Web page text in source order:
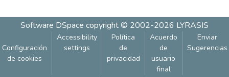
Software DSpace copyright © 2002-2026 LYRASIS
Configuración
de cookies
Accessibility
settings
Política
de
privacidad
Acuerdo
de
usuario
final
Enviar
Sugerencias